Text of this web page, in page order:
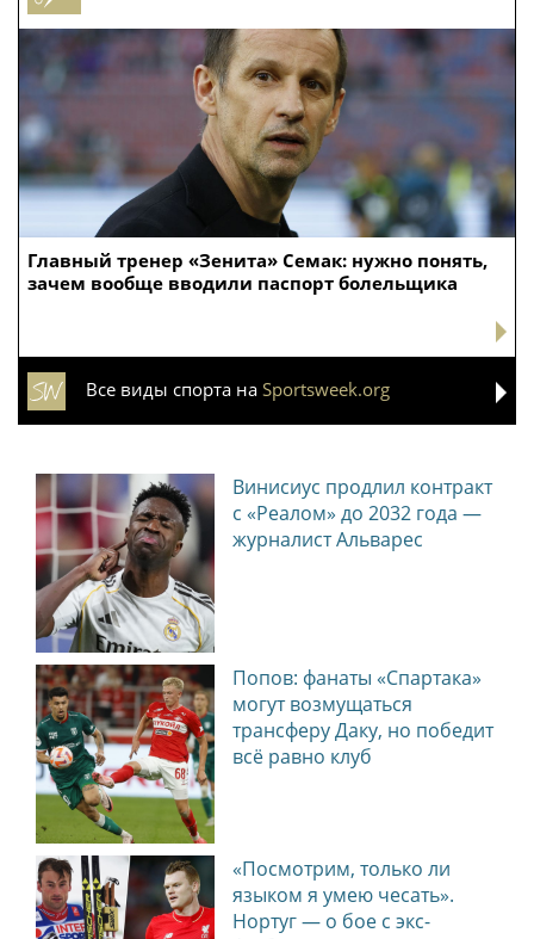
Главный тренер «Зенита» Семак: нужно понять,
зачем вообще вводили паспорт болельщика
Все виды спорта на Sportsweek.org
Винисиус продлил контракт
с «Реалом» до 2032 года —
журналист Альварес
Попов: фанаты «Спартака»
могут возмущаться
трансферу Даку, но победит
всё равно клуб
«Посмотрим, только ли
языком я умею чесать».
Нортуг — о бое с экс-